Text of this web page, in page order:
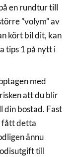
en rundtur till
”volym” av
kört bil dit, kan
tips 1 på nytt i
med
att du blir
din bostad. Fast
fått detta
ännu
till